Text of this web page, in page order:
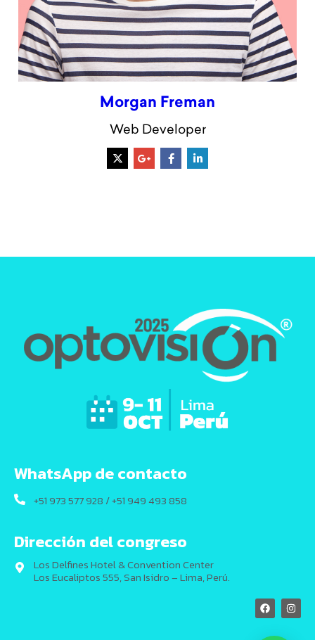
Morgan Freman
Web Developer
WhatsApp de contacto
+51 973 577 928 / +51 949 493 858
Dirección del congreso
Los Delfines Hotel & Convention Center
Los Eucaliptos 555, San Isidro – Lima, Perú.